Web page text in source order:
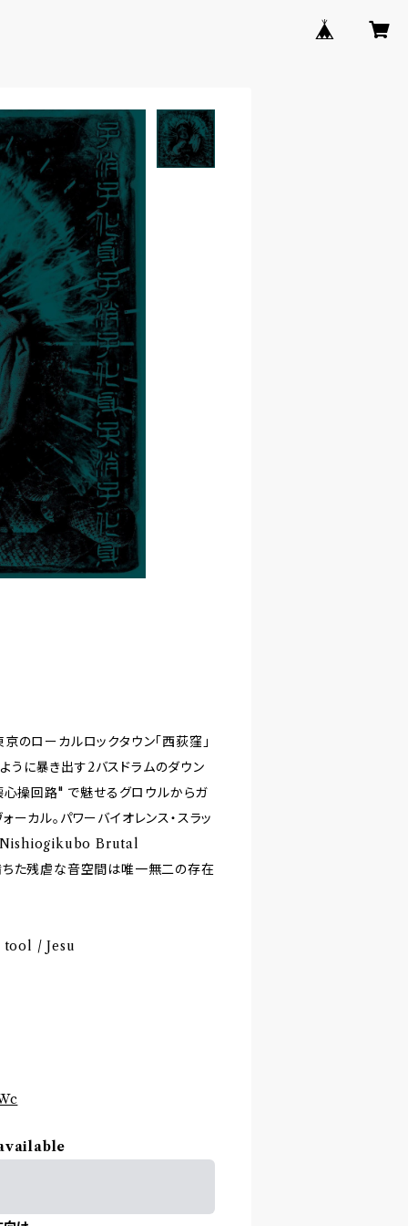
のローカルロックタウン「西荻窪」
うに暴き出す2バスドラムのダウン
心操回路" で魅せるグロウルからガ
カル。パワーバイオレンス・スラッ
" Nishiogikubo Brutal
た残虐な音空間は唯一無二の存在
tool / Jesu